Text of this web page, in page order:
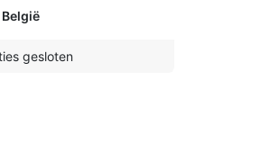
België
gesloten